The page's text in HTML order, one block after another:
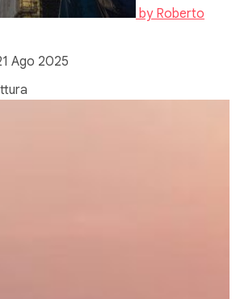
by Roberto
Ago 2025